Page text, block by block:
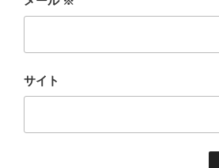
サイト